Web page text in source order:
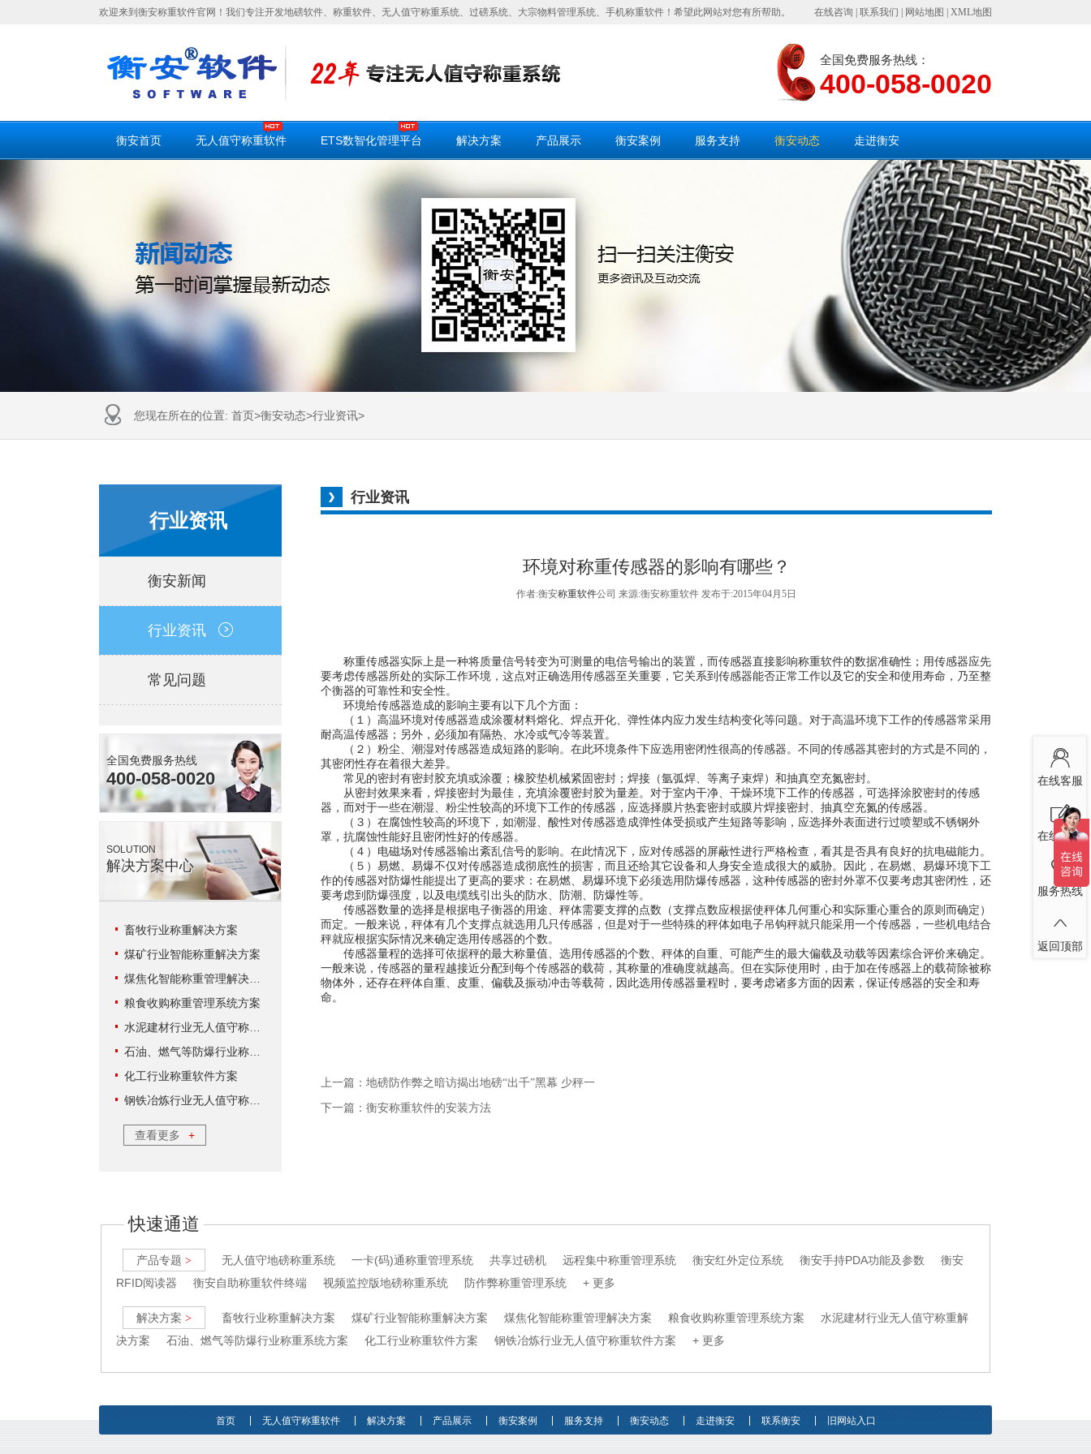
欢迎来到衡安称重软件官网！我们专注开发地磅软件、称重软件、无人值守称重系统、过磅系统、大宗物料管理系统、手机称重软件！希望此网站对您有所帮助。 在线咨询 联系我们 网站地图 XML地图
全国免费服务热线：
400-058-0020
衡安首页 无人值守称重软件 ETS数智化管理平台 解决方案 产品展示 衡安案例 服务支持 衡安动态 走进衡安
您现在所在的位置: 首页>衡安动态>行业资讯>
行业资讯
衡安新闻
行业资讯
常见问题
全国免费服务热线
400-058-0020
SOLUTION
解决方案中心
畜牧行业称重解决方案
煤矿行业智能称重解决方案
煤焦化智能称重管理解决方案
粮食收购称重管理系统方案
水泥建材行业无人值守称重解决方案
石油、燃气等防爆行业称重系统方案
化工行业称重软件方案
钢铁冶炼行业无人值守称重软件方案
查看更多 +
行业资讯
环境对称重传感器的影响有哪些？
作者:衡安称重软件公司 来源:衡安称重软件 发布于:2015年04月5日
称重传感器实际上是一种将质量信号转变为可测量的电信号输出的装置，而传感器直接影响称重软件的数据准确性；用传感器应先
要考虑传感器所处的实际工作环境，这点对正确选用传感器至关重要，它关系到传感器能否正常工作以及它的安全和使用寿命，乃至整
个衡器的可靠性和安全性。
环境给传感器造成的影响主要有以下几个方面：
（１）高温环境对传感器造成涂覆材料熔化、焊点开化、弹性体内应力发生结构变化等问题。对于高温环境下工作的传感器常采用
耐高温传感器；另外，必须加有隔热、水冷或气冷等装置。
（２）粉尘、潮湿对传感器造成短路的影响。在此环境条件下应选用密闭性很高的传感器。不同的传感器其密封的方式是不同的，
其密闭性存在着很大差异。
常见的密封有密封胶充填或涂覆；橡胶垫机械紧固密封；焊接（氩弧焊、等离子束焊）和抽真空充氮密封。
从密封效果来看，焊接密封为最佳，充填涂覆密封胶为量差。对于室内干净、干燥环境下工作的传感器，可选择涂胶密封的传感
器，而对于一些在潮湿、粉尘性较高的环境下工作的传感器，应选择膜片热套密封或膜片焊接密封、抽真空充氮的传感器。
（３）在腐蚀性较高的环境下，如潮湿、酸性对传感器造成弹性体受损或产生短路等影响，应选择外表面进行过喷塑或不锈钢外
罩，抗腐蚀性能好且密闭性好的传感器。
（４）电磁场对传感器输出紊乱信号的影响。在此情况下，应对传感器的屏蔽性进行严格检查，看其是否具有良好的抗电磁能力。
（５）易燃、易爆不仅对传感器造成彻底性的损害，而且还给其它设备和人身安全造成很大的威胁。因此，在易燃、易爆环境下工
作的传感器对防爆性能提出了更高的要求：在易燃、易爆环境下必须选用防爆传感器，这种传感器的密封外罩不仅要考虑其密闭性，还
要考虑到防爆强度，以及电缆线引出头的防水、防潮、防爆性等。
传感器数量的选择是根据电子衡器的用途、秤体需要支撑的点数（支撑点数应根据使秤体几何重心和实际重心重合的原则而确定）
而定。一般来说，秤体有几个支撑点就选用几只传感器，但是对于一些特殊的秤体如电子吊钩秤就只能采用一个传感器，一些机电结合
秤就应根据实际情况来确定选用传感器的个数。
传感器量程的选择可依据秤的最大称量值、选用传感器的个数、秤体的自重、可能产生的最大偏载及动载等因素综合评价来确定。
一般来说，传感器的量程越接近分配到每个传感器的载荷，其称量的准确度就越高。但在实际使用时，由于加在传感器上的载荷除被称
物体外，还存在秤体自重、皮重、偏载及振动冲击等载荷，因此选用传感器量程时，要考虑诸多方面的因素，保证传感器的安全和寿
命。
上一篇：地磅防作弊之暗访揭出地磅“出千”黑幕 少秤一
下一篇：衡安称重软件的安装方法
快速通道
产品专题 > 无人值守地磅称重系统 一卡(码)通称重管理系统 共享过磅机 远程集中称重管理系统 衡安红外定位系统 衡安手持PDA功能及参数
衡安
RFID阅读器
衡安自助称重软件终端 视频监控版地磅称重系统 防作弊称重管理系统 + 更多
解决方案 > 畜牧行业称重解决方案 煤矿行业智能称重解决方案 煤焦化智能称重管理解决方案 粮食收购称重管理系统方案
水泥建材行业无人值守称重解
决方案
石油、燃气等防爆行业称重系统方案 化工行业称重软件方案 钢铁冶炼行业无人值守称重软件方案 + 更多
首页 无人值守称重软件 解决方案 产品展示 衡安案例 服务支持 衡安动态 走进衡安 联系衡安 旧网站入口
在线客服
在线留言
服务热线
返回顶部